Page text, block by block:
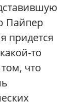
Пайпер
придется
то
что